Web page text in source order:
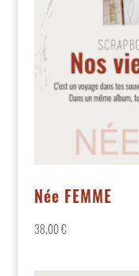
Née FEMME
38,00€